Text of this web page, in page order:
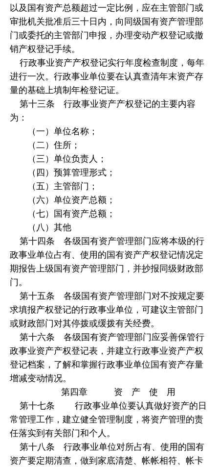
以及国有资产总额超过一定比例，应在主管部门或
审批机关批准后三十日内，向同级国有资产管理部
门或委托的主管部门申报，办理变动产权登记或撤
销产权登记手续。
行政事业资产产权登记实行年度检查制度，每年
进行一次。行政事业单位要在认真查清年末资产存
量的基础上填制年检登记证。
第十三条 行政事业资产产权登记的主要内容
为：
（一）单位名称；
（二）住所；
（三）单位负责人；
（四）预算管理形式；
（五）主管部门；
（六）单位资产总额；
（七）国有资产总额；
（八）其他
第十四条 各级国有资产管理部门应将本级的行
政事业单位占有、使用的国有资产产权登记情况定
期报告上级国有资产管理部门，并抄报同级财政部
门。
第十五条 各级国有资产管理部门对不按规定要
求填报产权登记的行政事业单位，可建议主管部门
或财政部门对其停拨或缓拨有关经费。
第十六条 各级国有资产管理部门应妥善保管行
政事业资产产权登记表，并建立行政事业资产产权
登记档案，了解和掌握行政事业单位国有资产存量
增减变动情况。
第四章 资 产 使 用
第十七条 行政事业单位要认真做好资产的日
常管理工作，建立健全管理制度，将资产管理的责
任落实到有关部门和个人。
第十八条 行政事业单位对所占有、使用的国有
资产要定期清查，做到家底清楚、帐帐相符、帐卡